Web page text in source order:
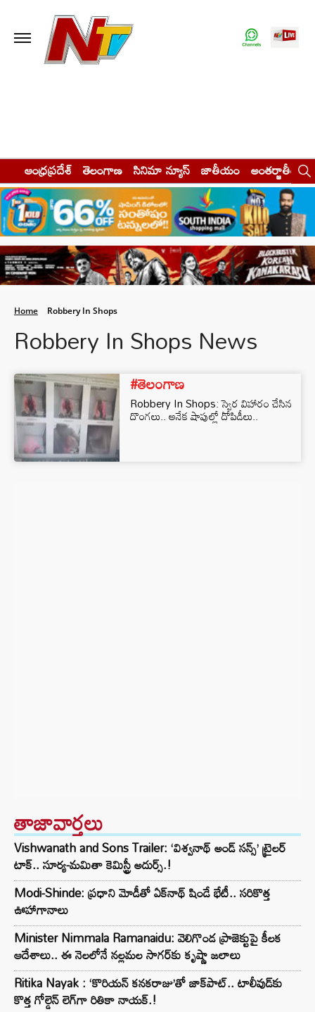
ఆంధ్రప్రదేశ్ తెలంగాణ సినిమా న్యూస్ జాతీయం అంతర్జాతీయం
Home Robbery In Shops
Robbery In Shops News
#తెలంగాణ
Robbery In Shops: స్వైర విహారం చేసిన
దొంగలు.. అనేక షాపుల్లో దోపిడీలు..
తాజావార్తలు
Vishwanath and Sons Trailer: ‘విశ్వనాథ్ అండ్ సన్స్’ ట్రైలర్
టాక్.. సూర్య-మమితా కెమిస్ట్రీ అదుర్స్.!
Modi-Shinde: ప్రధాని మోడీతో ఏక్‌నాథ్ షిండే భేటీ.. సరికొత్త
ఊహాగానాలు
Minister Nimmala Ramanaidu: వెలిగొండ ప్రాజెక్టుపై కీలక
ఆదేశాలు.. ఈ నెలలోనే నల్లమల సాగర్‌కు కృష్ణా జలాలు
Ritika Nayak : ‘కొరియన్ కనకరాజు’తో జాక్‌పాట్.. టాలీవుడ్‌కు
కొత్త గోల్డెన్ లెగ్‌గా రితికా నాయక్.!